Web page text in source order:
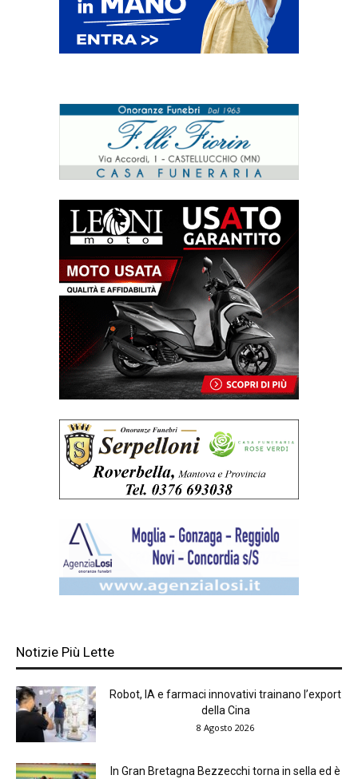
Notizie Più Lette
Robot, IA e farmaci innovativi trainano l’export
della Cina
8 Agosto 2026
In Gran Bretagna Bezzecchi torna in sella ed è